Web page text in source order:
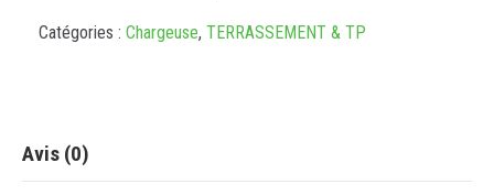
Catégories : Chargeuse, TERRASSEMENT & TP
Avis (0)